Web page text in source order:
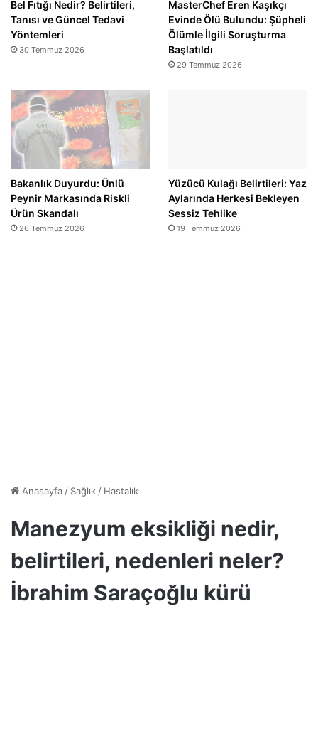
Bel Fıtığı Nedir? Belirtileri,
Tanısı ve Güncel Tedavi
Yöntemleri
30 Temmuz 2026
MasterChef Eren Kaşıkçı
Evinde Ölü Bulundu: Şüpheli
Ölümle İlgili Soruşturma
Başlatıldı
29 Temmuz 2026
Bakanlık Duyurdu: Ünlü
Peynir Markasında Riskli
Ürün Skandalı
26 Temmuz 2026
Yüzücü Kulağı Belirtileri: Yaz
Aylarında Herkesi Bekleyen
Sessiz Tehlike
19 Temmuz 2026